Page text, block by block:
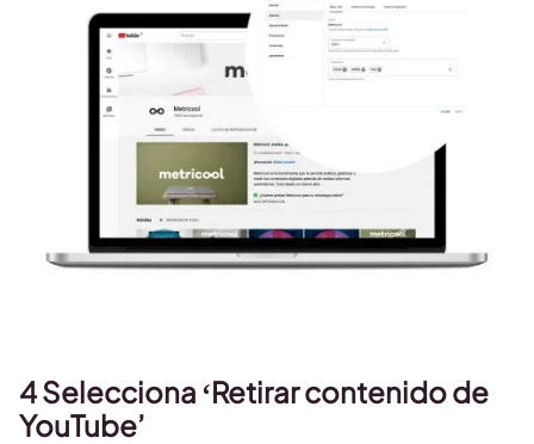
4 Selecciona ‘Retirar contenido de
YouTube’